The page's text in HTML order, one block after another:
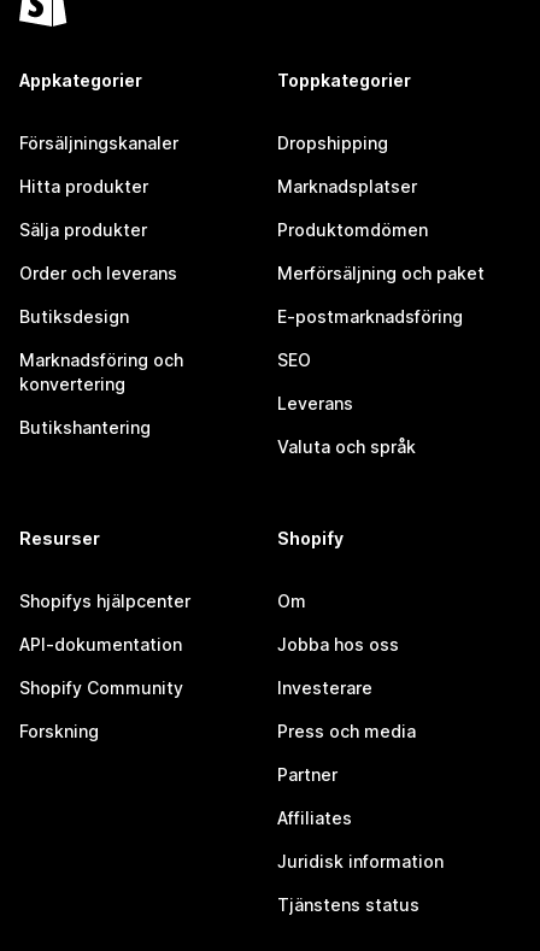
Appkategorier
Försäljningskanaler
Hitta produkter
Sälja produkter
Order och leverans
Butiksdesign
Marknadsföring och
konvertering
Butikshantering
Toppkategorier
Dropshipping
Marknadsplatser
Produktomdömen
Merförsäljning och paket
E-postmarknadsföring
SEO
Leverans
Valuta och språk
Resurser
Shopifys hjälpcenter
API-dokumentation
Shopify Community
Forskning
Shopify
Om
Jobba hos oss
Investerare
Press och media
Partner
Affiliates
Juridisk information
Tjänstens status